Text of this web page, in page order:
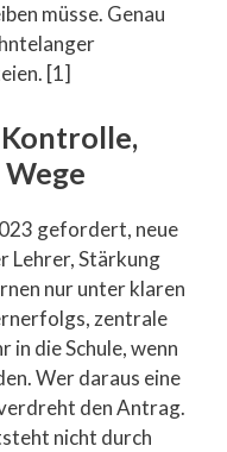
müsse. Genau
[1]
gefordert, neue
Lehrer, Stärkung
nur unter klaren
zentrale
die Schule, wenn
Wer daraus eine
den Antrag.
nicht durch